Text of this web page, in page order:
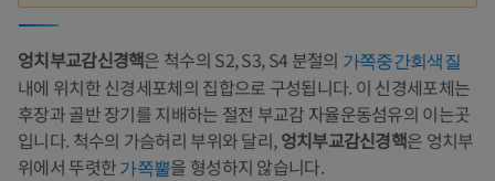
엉치부교감신경핵은 척수의 S2, S3, S4 분절의 가쪽중간회색질
내에 위치한 신경세포체의 집합으로 구성됩니다. 이 신경세포체는
후장과 골반 장기를 지배하는 절전 부교감 자율운동섬유의 이는곳
입니다. 척수의 가슴허리 부위와 달리,엉치부교감신경핵은 엉치부
위에서 뚜렷한가쪽뿔을 형성하지 않습니다.